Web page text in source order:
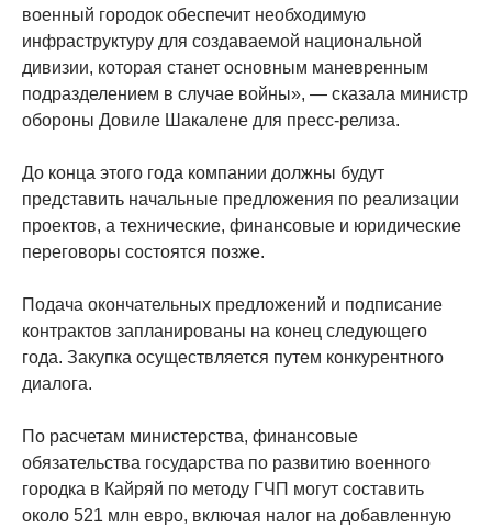
военный городок обеспечит необходимую
инфраструктуру для создаваемой национальной
дивизии, которая станет основным маневренным
подразделением в случае войны», — сказала министр
обороны Довиле Шакалене для пресс-релиза.
До конца этого года компании должны будут
представить начальные предложения по реализации
проектов, а технические, финансовые и юридические
переговоры состоятся позже.
Подача окончательных предложений и подписание
контрактов запланированы на конец следующего
года. Закупка осуществляется путем конкурентного
диалога.
По расчетам министерства, финансовые
обязательства государства по развитию военного
городка в Кайряй по методу ГЧП могут составить
около 521 млн евро, включая налог на добавленную